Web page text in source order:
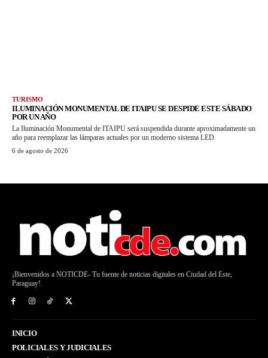
TURISMO
ILUMINACIÓN MONUMENTAL DE ITAIPU SE DESPIDE ESTE SÁBADO
POR UN AÑO
La Iluminación Monumental de ITAIPU será suspendida durante aproximadamente un
año para reemplazar las lámparas actuales por un moderno sistema LED.
6 de agosto de 2026
¡Bienvenidos a NOTICDE- Tu fuente de noticias digitales en Ciudad del Este,
Paraguay!.
INICIO
POLICIALES Y JUDICIALES